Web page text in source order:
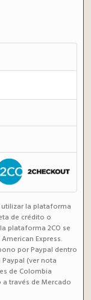
la plataforma
de crédito o
plataforma 2CO se
Express.
por Paypal dentro
(ver nota
de Colombia
través de Mercado